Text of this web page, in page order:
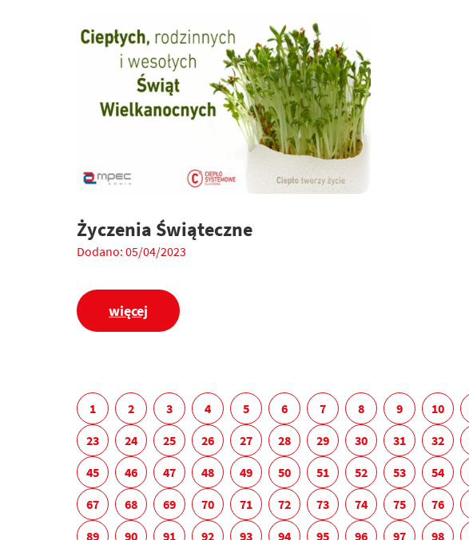
Życzenia Świąteczne
Dodano: 05/04/2023
więcej
1 2 3 4 5 6 7 8 9 10
23
24 25 26 27 28 29 30 31 32
45
46 47 48 49 50 51 52 53 54
67
68 69 70 71 72 73 74 75 76
89
90 91 92 93 94 95 96 97 98